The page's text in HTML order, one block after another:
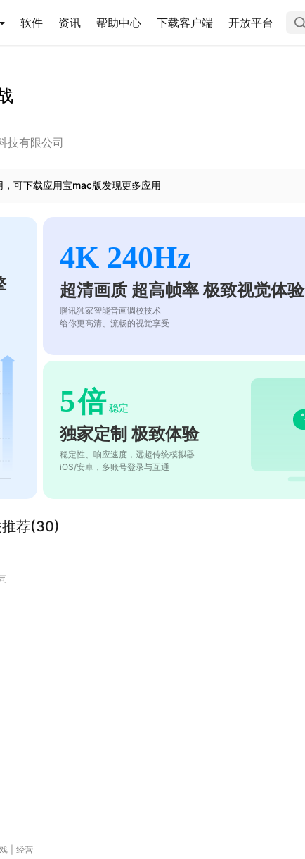
软件 资讯 帮助中心 下载客户端 开放平台
技有限公司
可下载应用宝mac版发现更多应用
4K 240Hz
超清画质 超高帧率 极致视觉体验
腾讯独家智能音画调校技术
给你更高清、流畅的视觉享受
5倍 稳定
独家定制 极致体验
稳定性、响应速度，远超传统模拟器
iOS/安卓，多账号登录与互通
推荐(30)
经营